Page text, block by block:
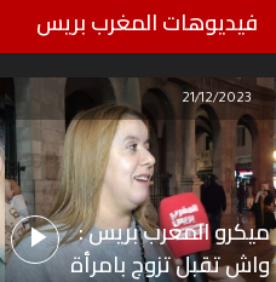
فيديوهات المغرب بريس
ميكرو المغرب بريس :
واش تقبل تزوج بامرأة
21/12/2023